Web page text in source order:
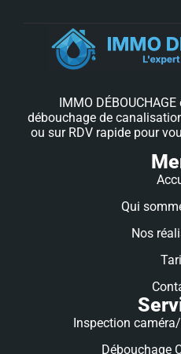
IMMO
débouchage de
ou sur RDV rapide pour
Qui
Nos
Inspection
Débouchage